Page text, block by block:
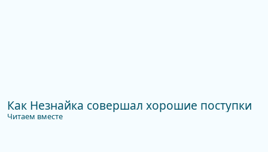
Как Незнайка совершал хорошие поступки
Читаем вместе